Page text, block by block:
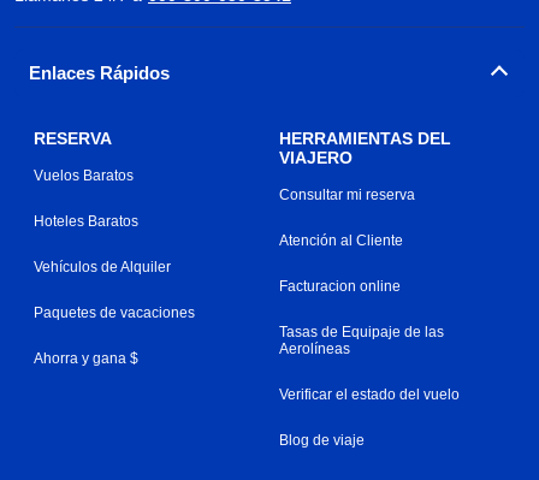
Enlaces Rápidos
RESERVA
Vuelos Baratos
Hoteles Baratos
Vehículos de Alquiler
Paquetes de vacaciones
Ahorra y gana $
HERRAMIENTAS DEL
VIAJERO
Consultar mi reserva
Atención al Cliente
Facturacion online
Tasas de Equipaje de las
Aerolíneas
Verificar el estado del vuelo
Blog de viaje